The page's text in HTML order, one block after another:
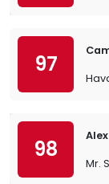
97
98
Mr.